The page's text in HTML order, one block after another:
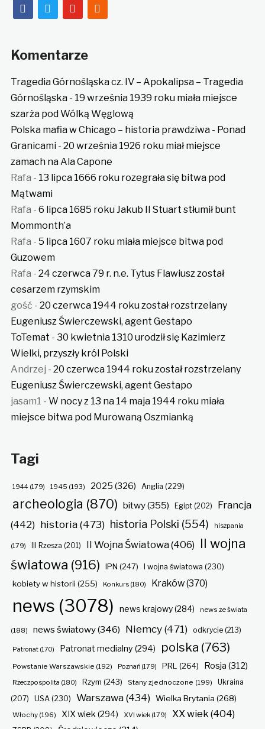
facebooktwitter youtube
rss
Komentarze
Tragedia Górnośląska cz. IV – Apokalipsa – Tragedia
Górnośląska- 19 września 1939 roku miała miejsce
szarża pod Wólką Węglową
Polska mafia w Chicago – historia prawdziwa - Ponad
Granicami- 20 września 1926 roku miał miejsce
zamach na Ala Capone
Rafa - 13 lipca 1666 roku rozegrała się bitwa pod
Mątwami
Rafa - 6 lipca 1685 roku Jakub II Stuart stłumił bunt
Mommonth’a
Rafa - 5 lipca 1607 roku miała miejsce bitwa pod
Guzowem
Rafa - 24 czerwca 79 r. n.e. Tytus Flawiusz został
cesarzem rzymskim
gość - 20 czerwca 1944 roku został rozstrzelany
Eugeniusz Świerczewski, agent Gestapo
ToTemat - 30 kwietnia 1310 urodził się Kazimierz
Wielki, przyszły król Polski
Andrzej - 20 czerwca 1944 roku został rozstrzelany
Eugeniusz Świerczewski, agent Gestapo
jasam1 - W nocy z 13 na 14 maja 1944 roku miała
miejsce bitwa pod Murowaną Oszmianką
Tagi
1944(179) 1945 (193) 2025 (326) Anglia (229)
archeologia (870) bitwy(355) Egipt(202)
Francja
(442) historia(473) historia Polski (554) hiszpania
(179) III Rzesza (201) II Wojna Światowa(406) II wojna
światowa (916) IPN (247) I wojna światowa (230)
kobiety w historii (255) Konkurs(180) Kraków(370)
news (3078) news krajowy(284) news ze świata
(188) news światowy(346) Niemcy(471) odkrycie(213)
Patronat(170) Patronat medialny (294) polska (763)
Powstanie Warszawskie (192) Poznań(179) PRL (264) Rosja (312)
Rzeczpospolita (180) Rzym (243) Stany zjednoczone (199)
Ukraina
(207)
USA(230) Warszawa(434) Wielka Brytania (268)
Włochy(196) XIX wiek (294) XVI wiek(179) XX wiek (404)